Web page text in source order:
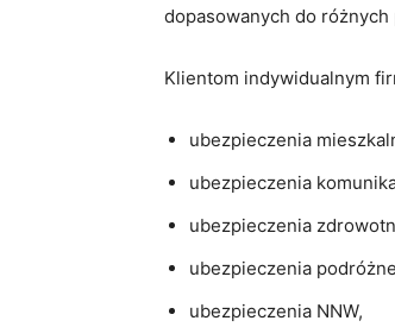
dopasowanych do
Klientom indywidualnym
ubezpieczenia
ubezpieczenia
ubezpieczenia
ubezpieczenia
ubezpieczenia NNW,